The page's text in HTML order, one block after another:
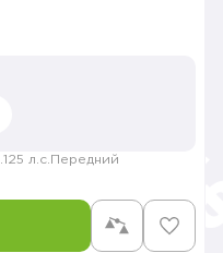
125 л.с. Передний